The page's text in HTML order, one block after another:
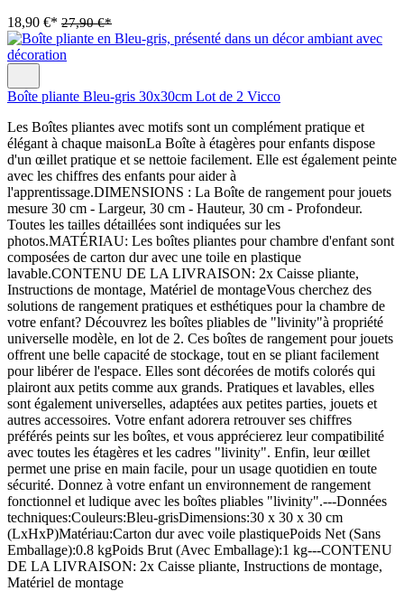
18,90 €* 27,90 €*
Boîte pliante Bleu-gris 30x30cm Lot de 2 Vicco
Les Boîtes pliantes avec motifs sont un complément pratique et
élégant à chaque maisonLa Boîte à étagères pour enfants dispose
d'un œillet pratique et se nettoie facilement. Elle est également peinte
avec les chiffres des enfants pour aider à
l'apprentissage.DIMENSIONS : La Boîte de rangement pour jouets
mesure 30 cm - Largeur, 30 cm - Hauteur, 30 cm - Profondeur.
Toutes les tailles détaillées sont indiquées sur les
photos.MATÉRIAU: Les boîtes pliantes pour chambre d'enfant sont
composées de carton dur avec une toile en plastique
lavable.CONTENU DE LA LIVRAISON: 2x Caisse pliante,
Instructions de montage, Matériel de montageVous cherchez des
solutions de rangement pratiques et esthétiques pour la chambre de
votre enfant? Découvrez les boîtes pliables de "livinity"à propriété
universelle modèle, en lot de 2. Ces boîtes de rangement pour jouets
offrent une belle capacité de stockage, tout en se pliant facilement
pour libérer de l'espace. Elles sont décorées de motifs colorés qui
plairont aux petits comme aux grands. Pratiques et lavables, elles
sont également universelles, adaptées aux petites parties, jouets et
autres accessoires. Votre enfant adorera retrouver ses chiffres
préférés peints sur les boîtes, et vous apprécierez leur compatibilité
avec toutes les étagères et les cadres "livinity". Enfin, leur œillet
permet une prise en main facile, pour un usage quotidien en toute
sécurité. Donnez à votre enfant un environnement de rangement
fonctionnel et ludique avec les boîtes pliables "livinity".---Données
techniques:Couleurs:Bleu-grisDimensions:30 x 30 x 30 cm
(LxHxP)Matériau:Carton dur avec voile plastiquePoids Net (Sans
Emballage):0.8 kgPoids Brut (Avec Emballage):1 kg---CONTENU
DE LA LIVRAISON: 2x Caisse pliante, Instructions de montage,
Matériel de montage